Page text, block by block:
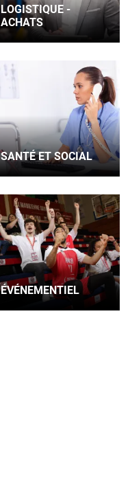
LOGISTIQUE -
ACHATS
SANTÉ ET SOCIAL
ÉVÉNEMENTIEL